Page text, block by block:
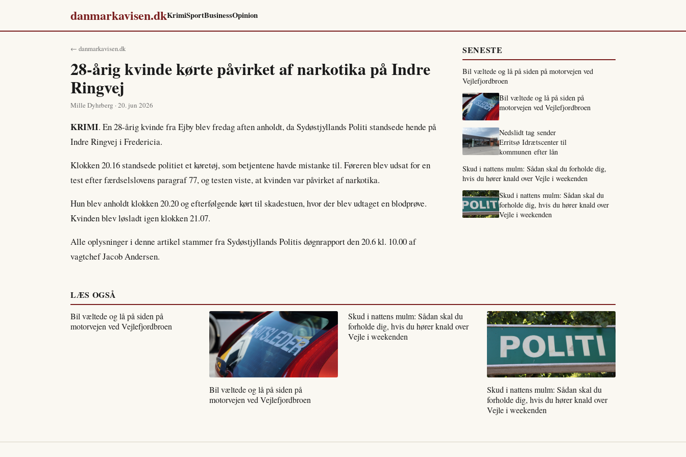
danmarkavisen.dkKrimiSportBusinessOpinion
← danmarkavisen.dk
28-årig kvinde kørte påvirket af narkotika på Indre
Ringvej
Mille Dyhrberg · 20. jun 2026
KRIMI. En 28-årig kvinde fra Ejby blev fredag aften anholdt, da Sydøstjyllands Politi standsede hende på
Indre Ringvej i Fredericia.
Klokken 20.16 standsede politiet et køretøj, som betjentene havde mistanke til. Føreren blev udsat for en
test efter færdselslovens paragraf 77, og testen viste, at kvinden var påvirket af narkotika.
Hun blev anholdt klokken 20.20 og efterfølgende kørt til skadestuen, hvor der blev udtaget en blodprøve.
Kvinden blev løsladt igen klokken 21.07.
Alle oplysninger i denne artikel stammer fra Sydøstjyllands Politis døgnrapport den 20.6 kl. 10.00 af
vagtchef Jacob Andersen.
SENESTE
Bil væltede og lå på siden på motorvejen ved
Vejlefjordbroen
Bil væltede og lå på siden på
motorvejen ved Vejlefjordbroen
Nedslidt tag sender
Erritsø Idrætscenter til
kommunen efter lån
Skud i nattens mulm: Sådan skal du forholde dig,
hvis du hører knald over Vejle i weekenden
Skud i nattens mulm: Sådan skal du
forholde dig, hvis du hører knald over
Vejle i weekenden
LÆS OGSÅ
Bil væltede og lå på siden på
motorvejen ved Vejlefjordbroen
Bil væltede og lå på siden på
motorvejen ved Vejlefjordbroen
Skud i nattens mulm: Sådan skal du
forholde dig, hvis du hører knald over
Vejle i weekenden
Skud i nattens mulm: Sådan skal du
forholde dig, hvis du hører knald over
Vejle i weekenden